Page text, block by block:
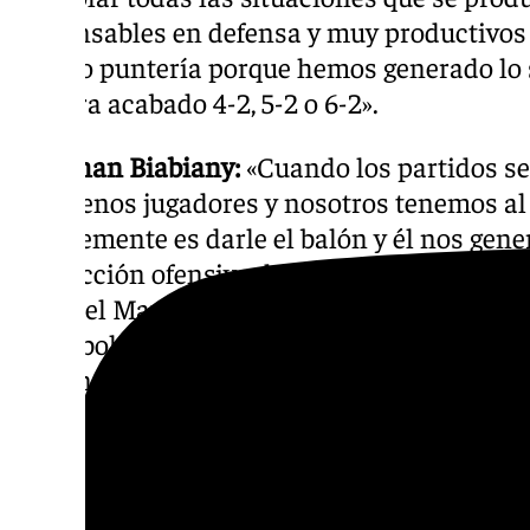
responsables en defensa y muy
faltado puntería porque hemos generado
hubiera acabado 4-2, 5-2 o 6-2».
Jonathan Biabiany: «Cuando los partidos
los buenos jugadores y nosotros tenemos
Simplemente es darle el balón y él nos
producción ofensiva de este equipo.
veces, el Maulí va a tener la suerte de ver
un futbolista de tanto nivel y, más allá de
ilusión y motivación por jugar».